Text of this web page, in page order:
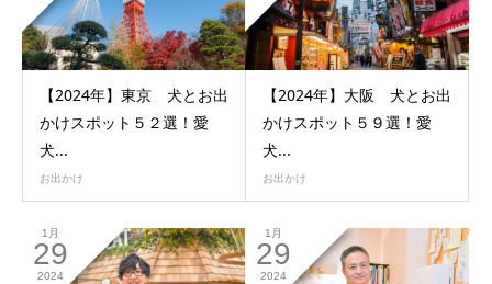
【2024年】東京 犬とお出
かけスポット５２選！愛
犬...
お出かけ
【2024年】大阪 犬とお出
かけスポット５９選！愛
犬...
お出かけ
1月
29
2024
1月
29
2024